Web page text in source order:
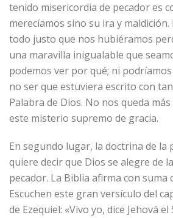
tenido misericordia de pecador es
merecíamos sino su ira y
todo justo que nos hubiéramos
una maravilla inigualable que
podemos ver por qué; ni
no ser que estuviera escrito con
Palabra de Dios. No nos queda
este misterio supremo de gracia.
En segundo lugar, la doctrina de la
quiere decir que Dios se alegre de
pecador. La Biblia afirma con suma
Escuchen este gran versículo del
de Ezequiel: «Vivo yo, dice Jehová